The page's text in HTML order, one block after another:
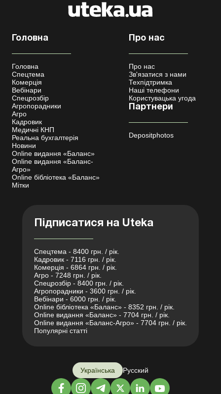
Головна
Головна
Спецтема
Комерція
Вебінари
Спецрозбір
Агропорадники
Агро
Кадровик
Медичні КНП
Реальна бухгалтерія
Новини
Online видання «Баланс»
Online видання «Баланс-
Агро»
Online бібліотека «Баланс»
Мітки
Про нас
Про нас
Зв'язатися з нами
Техпідтримка
Наші телефони
Користувацька угода
Партнери
Depositphotos
Підписатися на Uteka
Спецтема - 8400 грн. / рік.
Кадровик - 7116 грн. / рік.
Комерція - 6864 грн. / рік.
Агро - 7248 грн. / рік.
Спецрозбір - 8400 грн. / рік.
Агропорадники - 3600 грн. / рік.
Вебінари - 6000 грн. / рік.
Online бібліотека «Баланс» - 8352 грн. / рік.
Online видання «Баланс» - 7704 грн. / рік.
Online видання «Баланс-Агро» - 7704 грн. / рік.
Популярні статті
Українська Русский